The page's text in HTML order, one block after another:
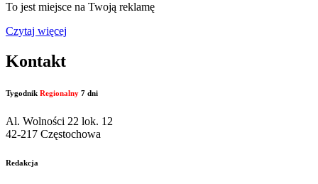
To jest miejsce na Twoją reklamę
Czytaj więcej
Kontakt
Tygodnik Regionalny 7 dni
Al. Wolności 22 lok. 12
42-217 Częstochowa
Redakcja